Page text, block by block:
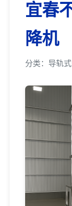
宜春
降机
分类：导轨